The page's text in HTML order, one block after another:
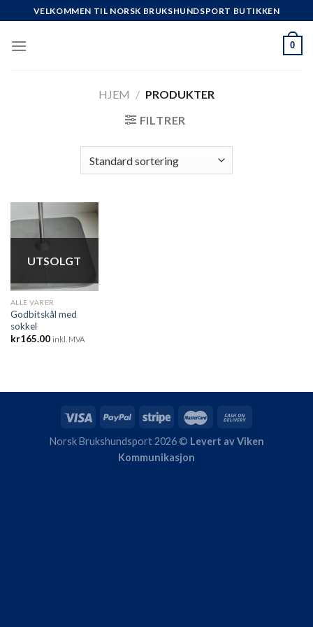
to
content
VELKOMMEN TIL NORSK BRUKSHUNDSPORT BUTIKKEN
0
HJEM / PRODUKTER
FILTRER
UTSOLGT
ALLE VARER
Godbitskål med
sokkel
kr165.00 inkl. MVA
Norsk Brukshundsport 2026 © Levert av Viken
Kommunikasjon